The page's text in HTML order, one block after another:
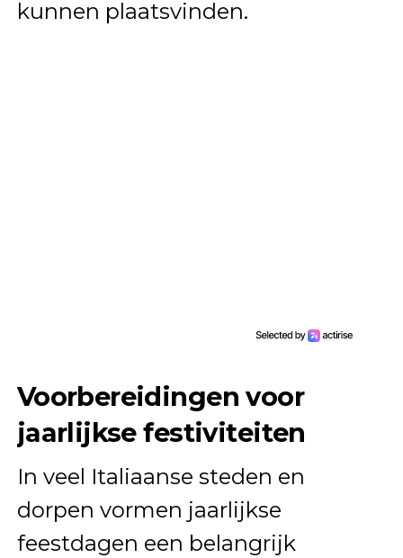
kunnen plaatsvinden.
Voorbereidingen voor
jaarlijkse festiviteiten
In veel Italiaanse steden en
dorpen vormen jaarlijkse
feestdagen een belangrijk